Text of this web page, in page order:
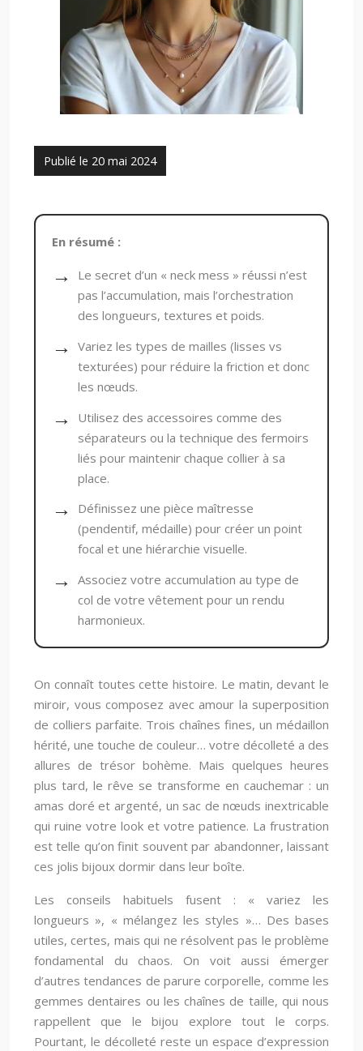
Publié le 20 mai 2024
En résumé :
Le secret d’un « neck mess » réussi n’est
pas l’accumulation, mais l’orchestration
des longueurs, textures et poids.
Variez les types de mailles (lisses vs
texturées) pour réduire la friction et donc
les nœuds.
Utilisez des accessoires comme des
séparateurs ou la technique des fermoirs
liés pour maintenir chaque collier à sa
place.
Définissez une pièce maîtresse
(pendentif, médaille) pour créer un point
focal et une hiérarchie visuelle.
Associez votre accumulation au type de
col de votre vêtement pour un rendu
harmonieux.
On connaît toutes cette histoire. Le matin, devant le
miroir, vous composez avec amour la superposition
de colliers parfaite. Trois chaînes fines, un médaillon
hérité, une touche de couleur… votre décolleté a des
allures de trésor bohème. Mais quelques heures
plus tard, le rêve se transforme en cauchemar : un
amas doré et argenté, un sac de nœuds inextricable
qui ruine votre look et votre patience. La frustration
est telle qu’on finit souvent par abandonner, laissant
ces jolis bijoux dormir dans leur boîte.
Les conseils habituels fusent : « variez les
longueurs », « mélangez les styles »… Des bases
utiles, certes, mais qui ne résolvent pas le problème
fondamental du chaos. On voit aussi émerger
d’autres tendances de parure corporelle, comme les
gemmes dentaires ou les chaînes de taille, qui nous
rappellent que le bijou explore tout le corps.
Pourtant, le décolleté reste un espace d’expression